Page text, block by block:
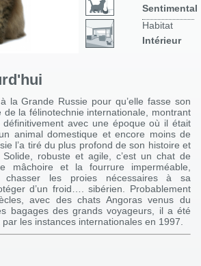
Sentimental
Habitat
Intérieur
la Grande Russie pour qu’elle fasse son
la félinotechnie internationale, montrant
définitivement avec une époque où il était
animal domestique et encore moins de
l’a tiré du plus profond de son histoire et
robuste et agile, c’est un chat de
mâchoire et la fourrure imperméable,
chasser les proies nécessaires à sa
d’un froid…. sibérien. Probablement
avec des chats Angoras venus du
bagages des grands voyageurs, il a été
les instances internationales en 1997.